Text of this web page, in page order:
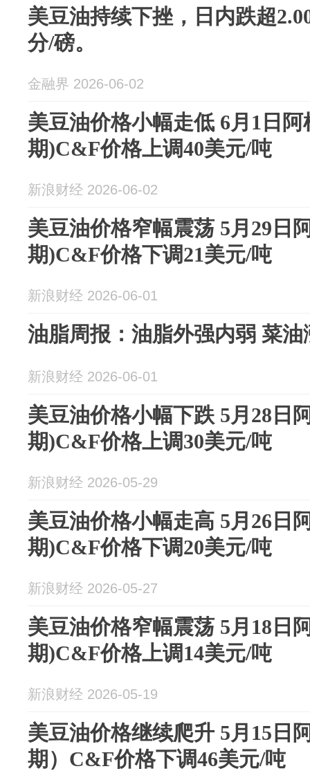
美豆油持续下挫，日内跌超
分/磅。
金融界 2026-06-02
美豆油价格小幅走低 6月1日
期)C&F价格上调40美元/吨
新浪财经 2026-06-02
美豆油价格窄幅震荡 5月29日
期)C&F价格下调21美元/吨
新浪财经 2026-06-01
油脂周报：油脂外强内弱 菜油
新浪财经 2026-06-01
美豆油价格小幅下跌 5月28日
期)C&F价格上调30美元/吨
新浪财经 2026-05-29
美豆油价格小幅走高 5月26日
期)C&F价格下调20美元/吨
新浪财经 2026-05-27
美豆油价格窄幅震荡 5月18日
期)C&F价格上调14美元/吨
新浪财经 2026-05-19
美豆油价格继续爬升 5月15日
期）C&F价格下调46美元/吨